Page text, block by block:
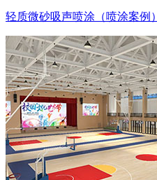
轻质微砂吸声喷涂（喷涂案例）